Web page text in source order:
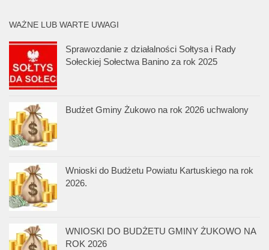
WAŻNE LUB WARTE UWAGI
Sprawozdanie z działalności Sołtysa i Rady
Sołeckiej Sołectwa Banino za rok 2025
Budżet Gminy Żukowo na rok 2026 uchwalony
Wnioski do Budżetu Powiatu Kartuskiego na rok
2026.
WNIOSKI DO BUDŻETU GMINY ŻUKOWO NA
ROK 2026